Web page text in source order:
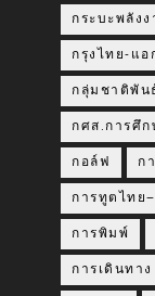
กระบะพลัง
กรุงไทย-แอ
กลุ่มชาติพัน
กศส.การศึก
กอล์ฟ ก
การทูตไทย
การพิมพ์
การเดินทาง